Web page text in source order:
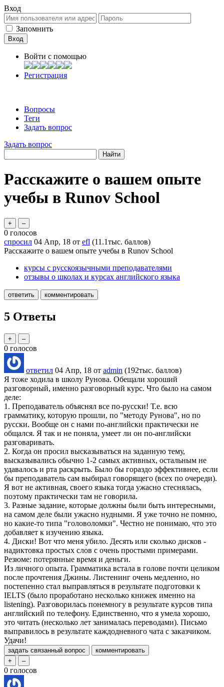
Вход
Запомнить
Войти c помощью
Регистрация
Вопросы
Теги
Задать вопрос
Задать вопрос
Расскажите о вашем опыте
учебы в Runov School
0 голосов
спросил 04 Апр, 18 от efl (11.1тыс. баллов)
Расскажите о вашем опыте учебы в Runov School
курсы с русскоязычными преподавателями
отзывы о школах и курсах английского языка
5 Ответы
0 голосов
ответил 04 Апр, 18 от admin (192тыс. баллов)
Я тоже ходила в школу Рунова. Обещали хороший
разговорный, именно разговорный курс. Что было на самом
деле:
1. Преподаватель объяснял все по-русски! Т.е. всю
грамматику, которую прошли, по "методу Рунова", но по
русски. Вообще он с нами по-английски практически не
общался. Я так и не поняла, умеет ли он по-английски
разговаривать.
2. Когда он просил высказываться на заданную тему,
высказывались обычно 1-2 самых активных, остальным не
удавалось и рта раскрыть. Было бы гораздо эффективнее, если
бы преподаватель сам выбирал говорящего (всех по очереди).
Я вот не активная, своего языка тогда ужасно стеснялась,
поэтому практически там не говорила.
3. Разные задание, которые должны были быть интересными,
на самом деле были ужасно нудными. Я уже точно не помню,
но какие-то типа "головоломки". Честно не понимаю, что это
добавляет к изучению языка.
4. Диски! Вот что меня убило. Десять или сколько дисков -
надиктовка простых слов с очень простыми примерами.
Резюме: потерянные время и деньги.
Из личного опыта. Грамматика встала в голове почти целиком
после прочтения Джины. Листенинг очень медленно, но
постепенно стал выправляться в результате подготовки к
IELTS (было проработано несколько книжек именно на
listening). Разговорилась понемногу в результате курсов типа
английский по телефону. Единственно, что я умела хорошо,
это читать (несколько лет занималась переводами). Письмо
выправилось в результате каждодневного чата с заказчиком.
Удачи!
0 голосов